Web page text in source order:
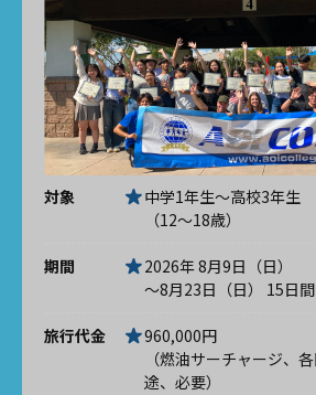
対象
中学1年生～高校3年生
（12～18歳）
期間
2026年 8月9日（日）
～8月23日（日） 15日間
旅行代金
960,000円
（燃油サーチャージ、
途、必要）